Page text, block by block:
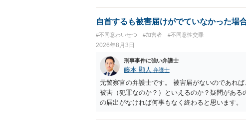
自首するも被害届けがでていなかった場
#不同意わいせつ #加害者 #不同意性交罪
2026年8月3日
刑事事件に強い弁護士
藤本 顯人 弁護士
元警察官の弁護士です。 被害届がないのであれ
被害（犯罪なのか？）といえるのか？疑問があ
の届出がなければ何事もなく終わると思います。